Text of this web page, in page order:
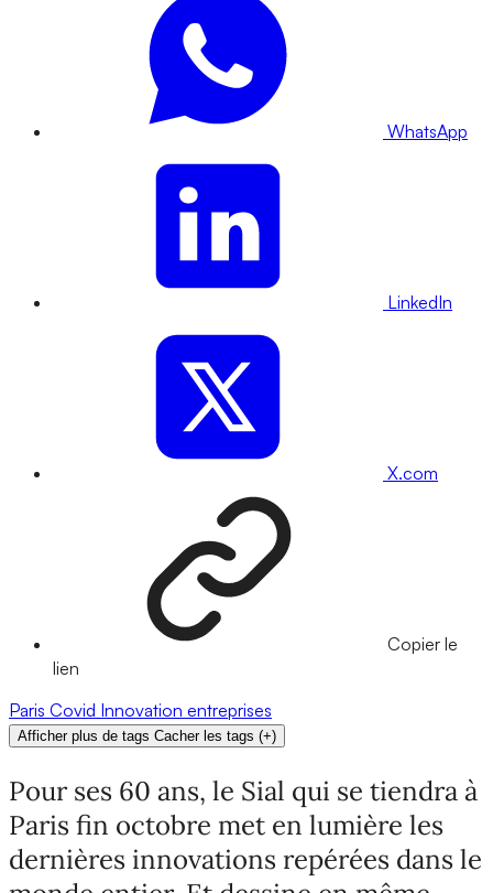
WhatsApp
LinkedIn
X.com
Copier le
lien
Paris Covid Innovation entreprises
Afficher plus de tags Cacher les tags (+)
Pour ses 60 ans, le Sial qui se tiendra à
Paris fin octobre met en lumière les
dernières innovations repérées dans le